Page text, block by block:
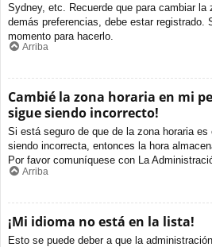
Sydney, etc. Recuerde que para cambiar la
demás preferencias, debe estar registrado.
momento para hacerlo.
Arriba
Cambié la zona horaria en mi
sigue siendo incorrecto!
Si está seguro de que de la zona horaria
siendo incorrecta, entonces la hora
Por favor comuníquese con La
Arriba
¡Mi idioma no está en la lista!
Esto se puede deber a que la